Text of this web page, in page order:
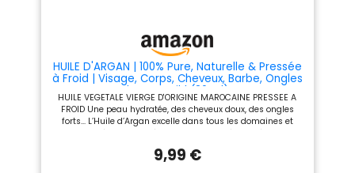
en verre ambré recyclable
avec accessoires inclus.
Conditionné en France, vegan,
sans hexane, 100% d'origine
naturelle et certifié Bio par
Ecocert.
proposer des solutions ciblées
pour maintenir toute la famille
en bonne santé au quotidien.
HUILE D'ARGAN | 100% Pure, Naturelle & Pressée
à Froid | Visage, Corps, Cheveux, Barbe, Ongles
| Argan Oil | (80 ml)
HUILE VEGETALE VIERGE D'ORIGINE MAROCAINE PRESSEE A
FROID Une peau hydratée, des cheveux doux, des ongles
forts… L’Huile d’Argan excelle dans tous les domaines et
devient un réflexe beauté incontournable. L'huile d'argan est
(Oméga-6 et 9) et en vitamine E. L'huile d'argan hydrate la
9,99 €